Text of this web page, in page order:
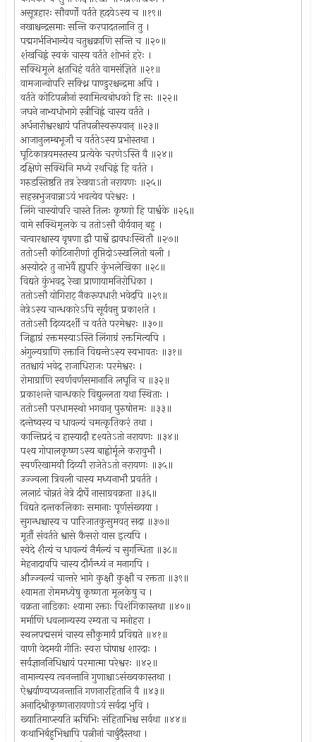
असूत्रहारः सौवर्णो वर्तते हृदयेऽस्य च ॥१९॥
नखाश्चन्द्रसमाः सन्ति करपादतलानि तु ।
पद्मगर्भनिभान्येव चतुश्चक्राणि सन्ति च ॥२०॥
शंखचिह्नं स्वकं चास्य वर्तते शोभनं हरेः ।
सक्थिमूले क्षतचिहं वर्तते वामसंज्ञिते ॥२१॥
वामजान्वोपरि सक्थ्नि पाण्डुरश्चन्द्रमा अपि ।
वर्तते कोटिपत्नीनां स्वामित्वबोधको हि सः ॥२२॥
जघने नाभ्यधोभागे स्त्रीचिह्नं चास्य वर्तते ।
अर्धनारीश्वरश्चायं पतिपत्नीस्वरूपवान् ॥२३॥
आजानुलम्बभूजौ च वर्ततेऽस्य प्रभोस्तथा ।
घूटिकात्रयमस्तस्य प्रत्येके चरणेऽस्ति वै ॥२४॥
दक्षिणे सक्थिनि मध्ये रथचिह्नं हि वर्तते ।
गरुडस्तिष्ठति तत्र रेखयाऽतो नरायणः ॥२५॥
सहस्रभुजवान्नाऽयं भवत्येव परेश्वरः ।
लिंगे चास्योपरि चास्ते तिलः कृष्णो हि पार्श्वके ॥२६॥
वामे सक्थिमूलके च ततोऽसौ वीर्यवान् बहु ।
चत्वारश्चास्य वृषणा द्वौ पार्श्वे द्वावधःस्थितौ ॥२७॥
ततोऽसौ कोटिनारीणां तृप्तिदोऽस्खलितो बली ।
अस्योदरे तु नाभेर्वै ह्युपरि कुंभलेखिका ॥२८॥
विद्यते कुंभवद् रेखा प्राणायामनिरोधिका ।
ततोऽसौ योगिराट् नैकरूपधारी भवेदपि ॥२९॥
नेत्रेऽस्य चान्धकारेऽपि सूर्यवत्तु प्रकाशते ।
ततोऽसौ दिव्यदर्शी च वर्तते परमेश्वरः ॥३०॥
जिह्वाग्रं रक्तमस्याऽस्ति लिंगाग्रं रक्तमित्यपि ।
अंगुल्यग्राणि रक्तानि विद्यन्तेऽस्य स्वभावतः ॥३१॥
ततश्चायं भवेद् राजाधिराजः परमेश्वरः ।
रोमाग्राणि स्वर्णवर्णसमानानि लघूनि च ॥३२॥
प्रकाशन्ते चान्धकारे विद्युल्लता यथा स्थिताः ।
ततोऽसौ परधामस्थो भगवान् पुरुषोत्तमः ॥३३॥
दन्तेष्वस्य च धावल्यं चमत्कृतिकरं तथा ।
कान्तिप्रदं च हास्यादौ दृश्यतेऽतो नरायणः ॥३४॥
पश्य गोपालकृष्णऽस्य बाह्वोर्मूले करावुभौ ।
स्वर्णरेखामयौ दिव्यौ राजेतेऽतो नरायणः ॥३५॥
उज्ज्वला त्रिवली चास्य मध्यनाभौ प्रवर्तते ।
ललाटं चोन्नतं नेत्रे दीर्घे नासाग्रवक्रता ॥३६॥
विद्यते दन्तकलिकाः समानाः पूर्णसंख्यया ।
सुगन्धश्चास्य च पारिजातकुसुमवत् सदा ॥३७॥
मूर्तौ संवर्तते श्वासे कैसरो वास इत्यपि ।
स्वेदे शैत्यं च धावल्यं नैर्मल्यं च सुगन्धिता ॥३८॥
मेहनादावपि चास्य दौर्गन्ध्यं न मनागपि ।
औज्ज्वल्यं चान्तरे भागे कुक्षौ कुक्षौ च रक्तता ॥३९॥
श्यामता रोममध्येषु कृष्णता मूलकेषु च ।
वक्रता नाडिकाः श्यामा रक्ताः पिशंगिकास्तथा ॥४०॥
मर्माणि धवलान्यस्य रम्यता च मनोहरा ।
स्थलपद्मसमं चास्य सौकुमार्यं प्रविद्यते ॥४१॥
वाणी वेदमयी गीतिः स्वरा घोषाश्च शारदाः ।
सर्वज्ञाननिधिश्चायं परमात्मा परेश्वरः ॥४२॥
नामान्यस्य त्वनन्तानि गुणाश्चाऽसंख्यकास्तथा ।
ऐश्वर्याण्यप्यनन्तानि गणनारहितानि वै ॥४३॥
अनादिश्रीकृष्णनारायणोऽयं सर्वदा भुवि ।
ख्यातिमाप्स्यति ऋषिभिः संहिताभिश्च सर्वथा ॥४४॥
कथाभिर्बहुभिश्चापि पत्नीनां चार्बुदैस्तथा ।